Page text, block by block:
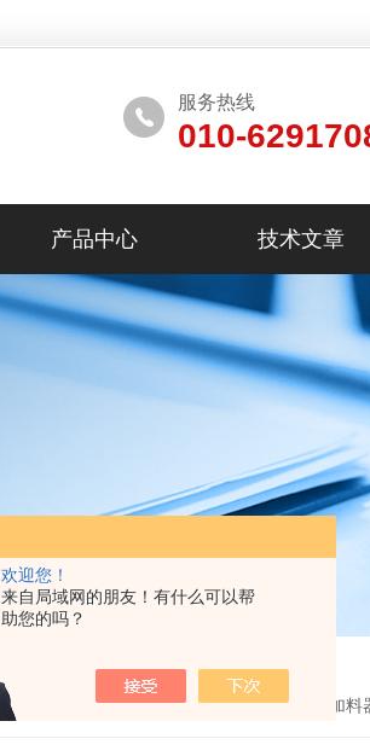
欢迎您！
来自局域网的朋友！有什么可以帮
助您的吗？
服务热线
010-
产品中心 技术文章
首页>产品中心 加